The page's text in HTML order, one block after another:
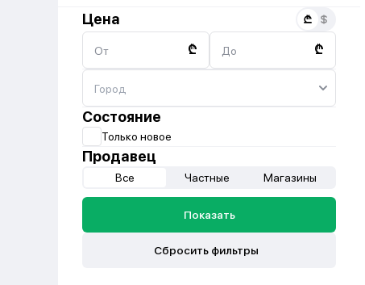
Цена
От ₾ До ₾
Состояние
Только новое
Продавец
Все Частные Магазины
Показать
Сбросить фильтры